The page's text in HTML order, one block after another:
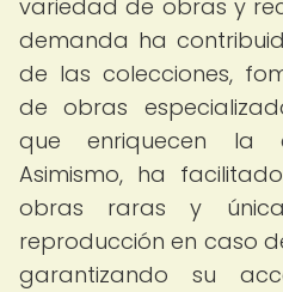
variedad de obras y
demanda ha
de las colecciones,
de obras
que enriquecen la
Asimismo, ha
obras raras y
reproducción en caso
garantizando su